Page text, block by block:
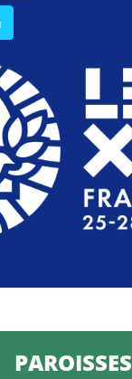
PAROISSES